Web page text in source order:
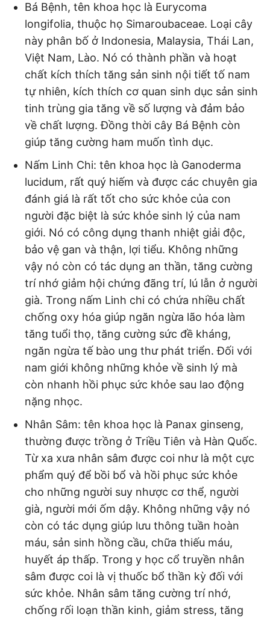
Bá Bệnh, tên khoa học là Eurycoma
longifolia, thuộc họ Simaroubaceae. Loại cây
này phân bố ở Indonesia, Malaysia, Thái Lan,
Việt Nam, Lào. Nó có thành phần và hoạt
chất kích thích tăng sản sinh nội tiết tố nam
tự nhiên, kích thích cơ quan sinh dục sản sinh
tinh trùng gia tăng về số lượng và đảm bảo
về chất lượng. Đồng thời cây Bá Bệnh còn
giúp tăng cường ham muốn tình dục.
Nấm Linh Chi: tên khoa học là Ganoderma
lucidum, rất quý hiếm và được các chuyên gia
đánh giá là rất tốt cho sức khỏe của con
người đặc biệt là sức khỏe sinh lý của nam
giới. Nó có công dụng thanh nhiệt giải độc,
bảo vệ gan và thận, lợi tiểu. Không những
vậy nó còn có tác dụng an thần, tăng cường
trí nhớ giảm hội chứng đãng trí, lú lẫn ở người
già. Trong nấm Linh chi có chứa nhiều chất
chống oxy hóa giúp ngăn ngừa lão hóa làm
tăng tuổi thọ, tăng cường sức đề kháng,
ngăn ngừa tế bào ung thư phát triển. Đối với
nam giới không những khỏe về sinh lý mà
còn nhanh hồi phục sức khỏe sau lao động
nặng nhọc.
Nhân Sâm: tên khoa học là Panax ginseng,
thường được trồng ở Triều Tiên và Hàn Quốc.
Từ xa xưa nhân sâm được coi như là một cực
phẩm quý để bồi bổ và hồi phục sức khỏe
cho những người suy nhược cơ thể, người
già, người mới ốm dậy. Không những vậy nó
còn có tác dụng giúp lưu thông tuần hoàn
máu, sản sinh hồng cầu, chữa thiếu máu,
huyết áp thấp. Trong y học cổ truyền nhân
sâm được coi là vị thuốc bổ thần kỳ đối với
sức khỏe. Nhân sâm tăng cường trí nhớ,
chống rối loạn thần kinh, giảm stress, tăng